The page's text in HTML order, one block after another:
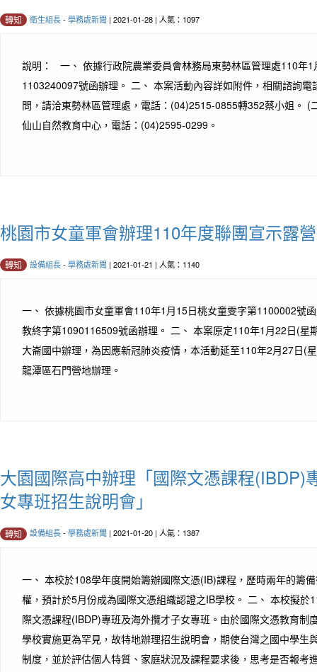
轉知 衛生組長- 學務處新聞 | 2021-01-28 | 人氣：1097
說明： 一、 依據行政院農業委員會林務局東勢林區管理處110年1
1103240097號函辦理。 二、 本案活動內容詳如附件，相關諮詢
問，請洽東勢林區管理處，電話：(04)2515-0855轉352蔡小姐。 (
仙山自然教育中心，電話：(04)2595-0299。
桃園市女童軍會辦理110年度聯團宣示露
轉知 設備組長- 學務處新聞 | 2021-01-21 | 人氣：1140
一、 依據桃園市女童軍會110年1月15日桃女童雯字第1100002號
教終字第1090116509號函辦理。 二、 本案原定110年1月22日(星
大崙國中辦理，為因應新冠肺炎疫情，本活動延至110年2月27日(
龍潭區石門營地辦理。
大園國際高中辦理「國際文憑課程(IBDP)
女專班招生說明會」
轉知 設備組長- 學務處新聞 | 2021-01-20 | 人氣：1387
一、 本校於108學年度開始籌辦國際文憑(IB)課程，歷時兩年的籌
權，預計於5月份成為國際文憑組織認證之IB學校。 二、 本校擬於
際文憑課程(IBDP)專班及海外攬才子女專班。由於國際文憑教育制
學校實施更為罕見，故特地辦理招生說明會，期使台灣之國中學生
制度，並於評估個人特質、家庭狀況及課程要求後，思考是否報考